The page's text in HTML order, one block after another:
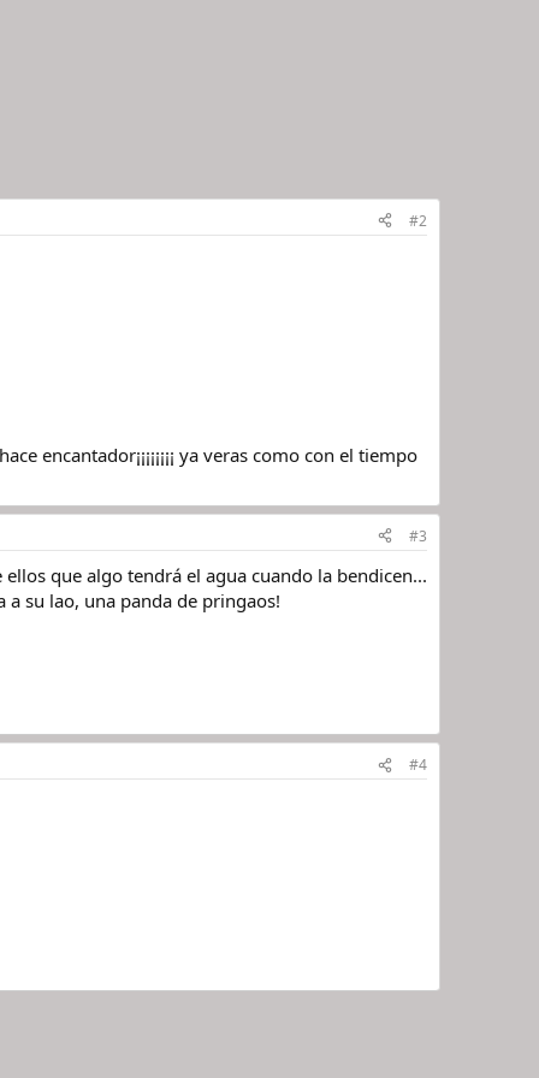
#2
encantador¡¡¡¡¡¡¡¡ ya veras como con el tiempo
#3
que algo tendrá el agua cuando la bendicen...
su lao, una panda de pringaos!
#4